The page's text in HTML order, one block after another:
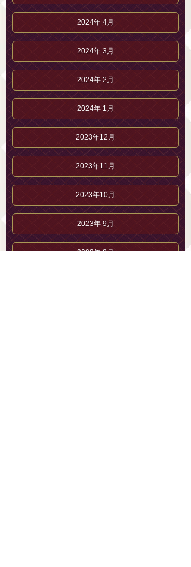
2024年 4月
2024年 3月
2024年 2月
2024年 1月
2023年12月
2023年11月
2023年10月
2023年 9月
2023年 8月